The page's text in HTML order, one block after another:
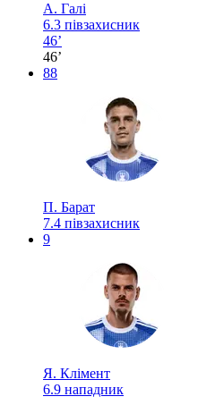
А. Галі
6.3 півзахисник
46’
46’
88
П. Барат
7.4 півзахисник
9
Я. Клімент
6.9 нападник